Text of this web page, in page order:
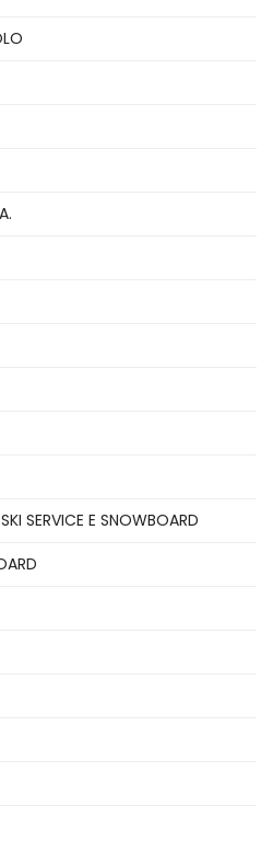
SERVICE E SNOWBOARD